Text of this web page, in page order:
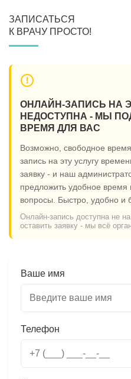
ЗАПИСАТЬСЯ
К ВРАЧУ ПРОСТО!
ОНЛАЙН-ЗАПИСЬ НА
НЕДОСТУПНА - МЫ
ВРЕМЯ ДЛЯ ВАС
Возможно, свободное
запись на эту услугу
заявку - и наш
предложить удобное время
вопросы. Быстро, удобно и
Онлайн-запись доступна не
оставить заявку - мы всё
Ваше имя
Телефон